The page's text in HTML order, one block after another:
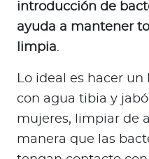
introducción de
ayuda a mantener
limpia.
Lo ideal es hacer
con agua tibia y
mujeres, limpiar de
manera que las